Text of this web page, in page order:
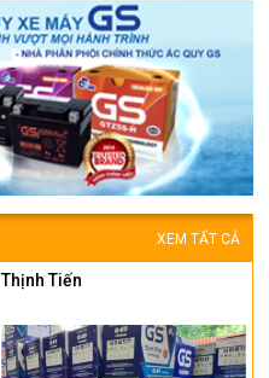
XEM TẤT CẢ
Thịnh Tiến